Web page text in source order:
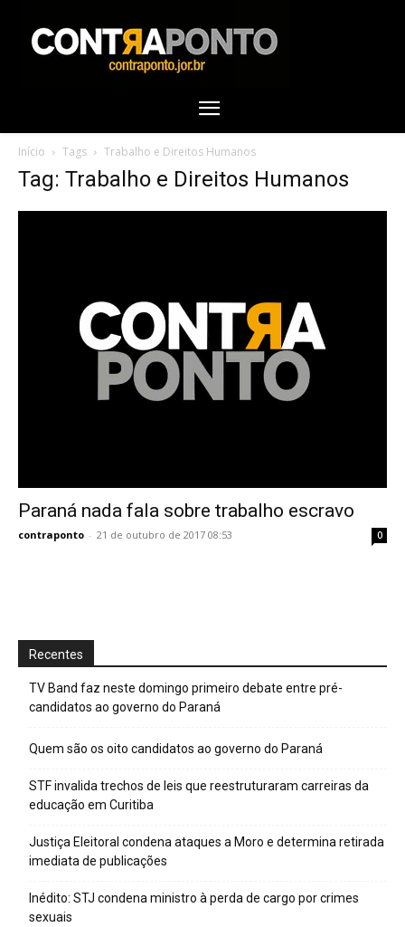
Início Tags Trabalho e Direitos Humanos
Tag: Trabalho e Direitos Humanos
Paraná nada fala sobre trabalho escravo
contraponto - 21 de outubro de 2017 08:53 0
Recentes
TV Band faz neste domingo primeiro debate entre pré-
candidatos ao governo do Paraná
Quem são os oito candidatos ao governo do Paraná
STF invalida trechos de leis que reestruturaram carreiras da
educação em Curitiba
Justiça Eleitoral condena ataques a Moro e determina retirada
imediata de publicações
Inédito: STJ condena ministro à perda de cargo por crimes
sexuais